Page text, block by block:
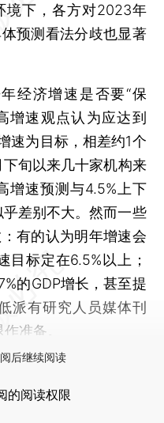
境下，各方对2023年
预测看法分歧也显著
济增速是否要“保
增速观点认为应达到
速为目标，相差约1个
旬以来几十家机构来
增速预测与4.5%上下
差别不大。然而一些
有的认为明年增速会
目标定在6.5%以上；
的GDP增长，甚至提
派有研究人员媒体刊
准备。
后继续阅读
的阅读权限